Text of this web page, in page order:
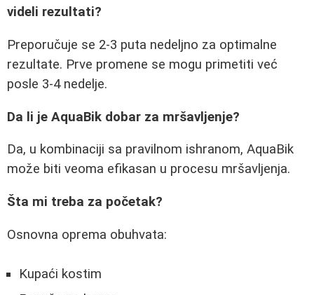
videli rezultati?
Preporučuje se 2-3 puta nedeljno za optimalne
rezultate. Prve promene se mogu primetiti već
posle 3-4 nedelje.
Da li je AquaBik dobar za mršavljenje?
Da, u kombinaciji sa pravilnom ishranom, AquaBik
može biti veoma efikasan u procesu mršavljenja.
Šta mi treba za početak?
Osnovna oprema obuhvata:
Kupaći kostim